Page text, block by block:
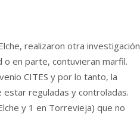
realizaron otra investigación
o en parte, contuvieran marfil.
CITES y por lo tanto, la
estar reguladas y controladas.
y 1 en Torrevieja) que no